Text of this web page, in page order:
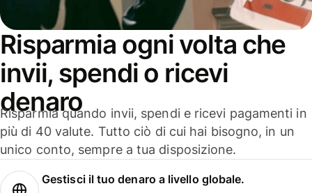
Risparmia ogni volta che
invii, spendi o ricevi
denaro
Risparmia quando invii, spendi e ricevi pagamenti in
più di 40 valute. Tutto ciò di cui hai bisogno, in un
unico conto, sempre a tua disposizione.
Gestisci il tuo denaro a livello globale.